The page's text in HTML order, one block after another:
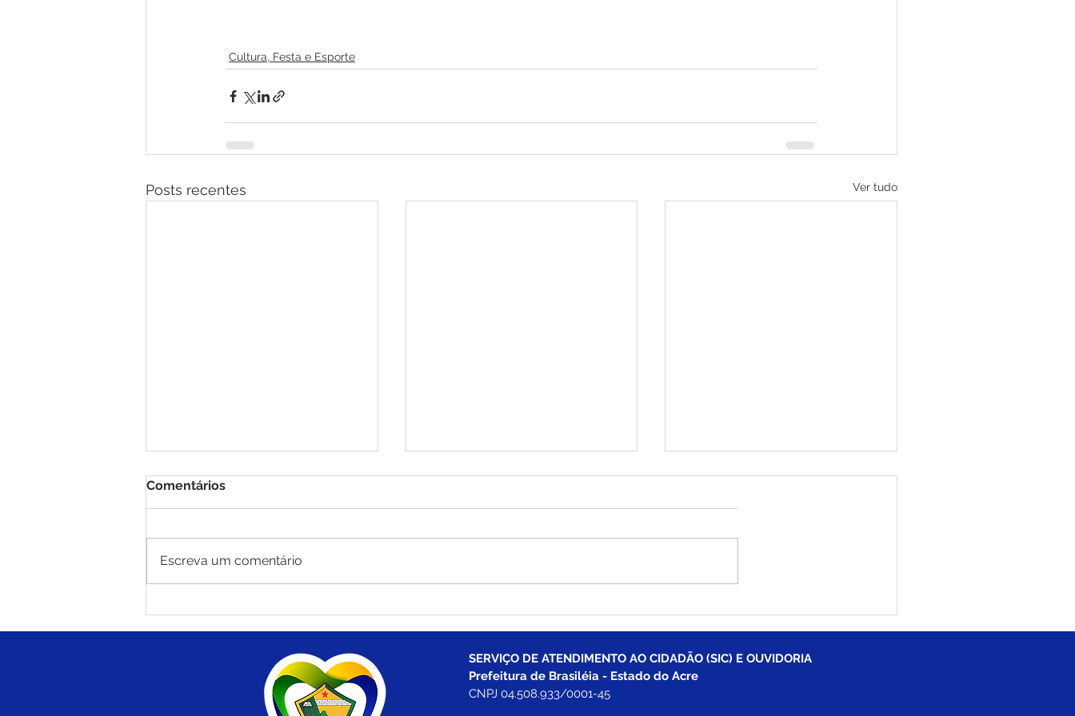
Cultura, Festa e Esporte
Posts recentes Ver tudo
dos 30 anos de folia
segundo dia do Carnavale
em Brasiléia
Comentários
Escreva um comentário
SERVIÇO DE ATENDIMENTO AO CIDADÃO (SIC) E OUVIDORIA
Prefeitura de Brasiléia - Estado do Acre
CNPJ 04.508.933/0001-45